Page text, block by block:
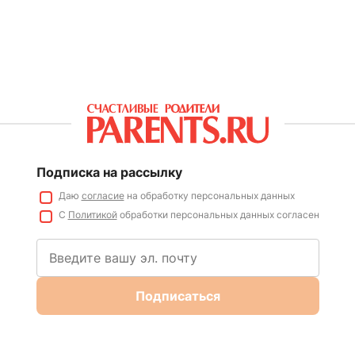
Подписка на рассылку
Даю согласиена обработку персональных данных
С Политикойобработки персональных данных согласен
Подписаться